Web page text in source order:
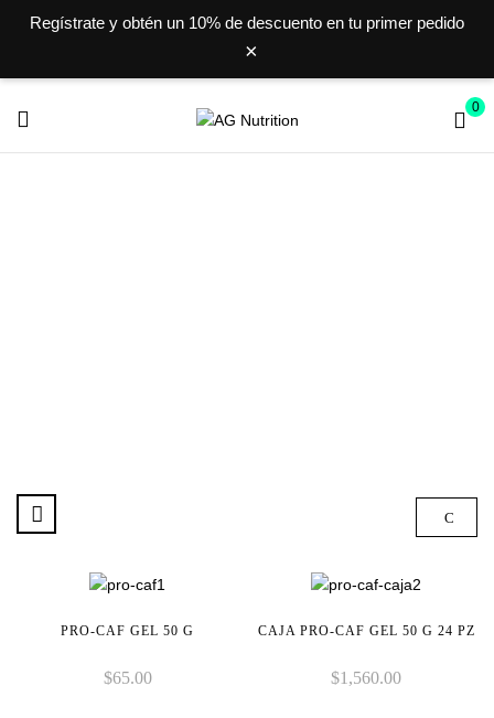
Regístrate y obtén un 10% de descuento en tu primer pedido
×
0
PRO-CAF GEL 50 G
$65.00
CAJA PRO-CAF GEL 50 G 24 PZ
$1,560.00